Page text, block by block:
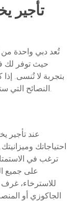
تأجير
تُعد دبي واحدة من
حيث توفر لك
بتجربة لا تُنسى.
النصائح التي ستساعدك على ضمان رحلة بحرية مريحة وآمنة.
عند تأجير
احتياجاتك
ترغب في
على جميع
للاسترخاء، غرف
الجاكوزي أو